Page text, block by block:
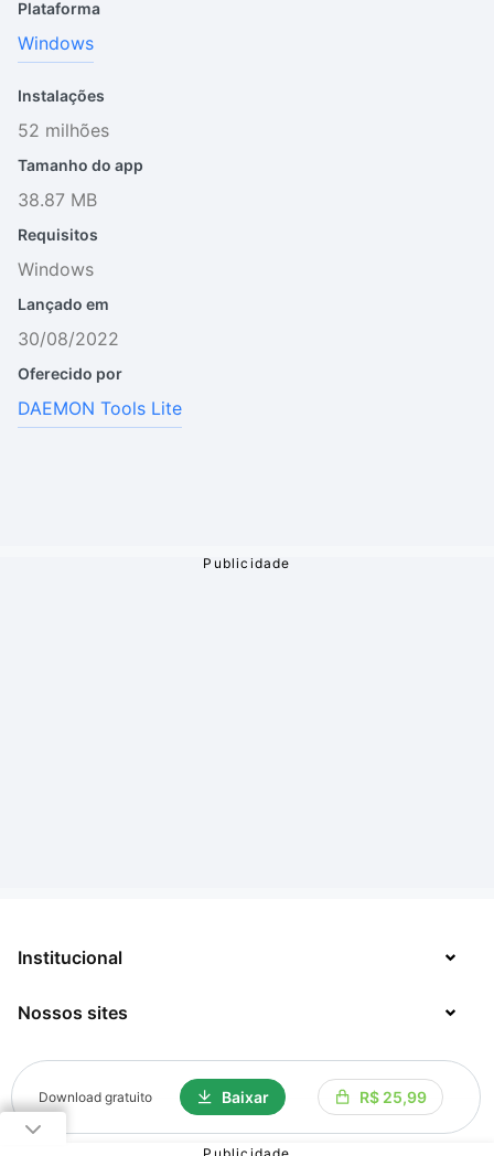
Download gratuito Baixar R$ 25,99
Plataforma
Windows
Instalações
52 milhões
Tamanho do app
38.87 MB
Requisitos
Windows
Lançado em
30/08/2022
Oferecido por
DAEMON Tools Lite
Institucional
Sobre
Contato
Jobs
Nossos sites
TecMundo
Mega Curioso